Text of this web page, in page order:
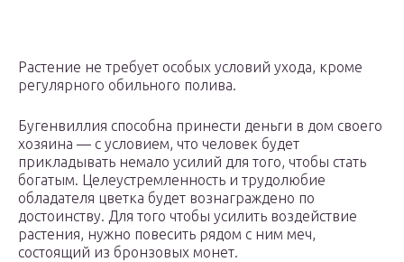
Растение не требует особых условий ухода, кроме
регулярного обильного полива.
Бугенвиллия способна принести деньги в дом своего
хозяина — с условием, что человек будет
прикладывать немало усилий для того, чтобы стать
богатым. Целеустремленность и трудолюбие
обладателя цветка будет вознаграждено по
достоинству. Для того чтобы усилить воздействие
растения, нужно повесить рядом с ним меч,
состоящий из бронзовых монет.